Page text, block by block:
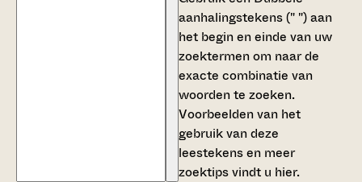
aanhalingstekens (" ")aan
het begin en einde van uw
zoektermen om naar de
exacte combinatie van
woorden te zoeken.
Voorbeelden van het
gebruik van deze
leestekens en meer
zoektips vindt u hier.